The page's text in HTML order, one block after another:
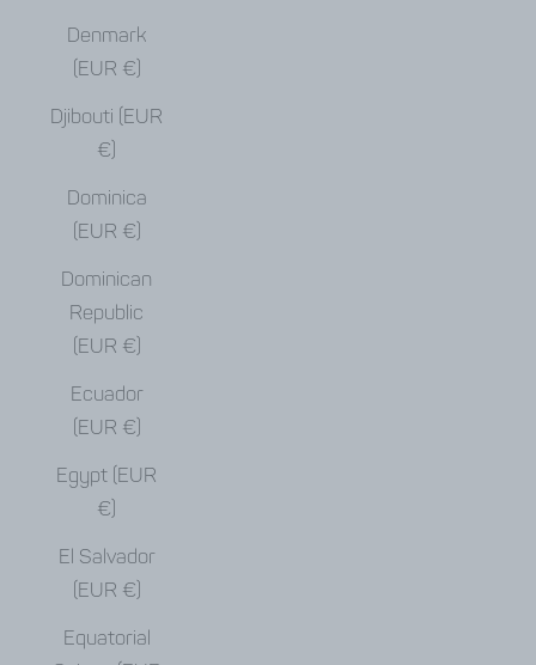
Denmark
(EUR €)
Djibouti (EUR
€)
Dominica
(EUR €)
Dominican
Republic
(EUR €)
Ecuador
(EUR €)
Egypt (EUR
€)
El Salvador
(EUR €)
Equatorial